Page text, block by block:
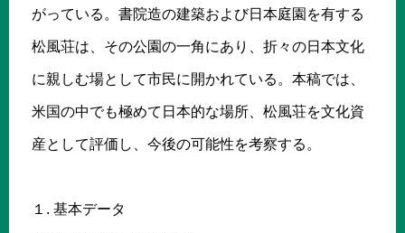
がっている。書院造の建築および日本庭園を有する
松風荘は、その公園の一角にあり、折々の日本文化
に親しむ場として市民に開かれている。本稿では、
米国の中でも極めて日本的な場所、松風荘を文化資
産として評価し、今後の可能性を考察する。
１. 基本データ